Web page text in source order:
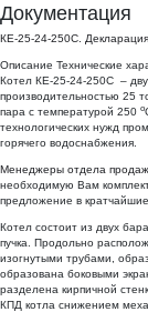
Документация
КЕ-25-24-250С.
Описание Технические
Котел КЕ-25-24-250С –
производительностью 25
пара с температурой 250 о
технологических нужд
горячего водоснабжения.
Менеджеры отдела продаж
необходимую Вам
предложение в кратчайшие
Котел состоит из двух
пучка. Продольно
изогнутыми трубами,
образована боковыми
разделена кирпичной
КПД котла снижением